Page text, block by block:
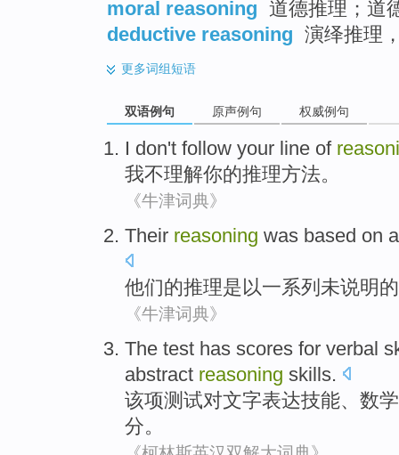
moral reasoning 道德推理；道
deductive reasoning 演绎推理
更多词组短语
双语例句 原声例句 权威例句
I don't follow your line of
我不理解你的推理方法。
《牛津词典》
Their reasoning was based on
他们的推理是以一系列未说明的
《牛津词典》
The test has scores for verbal
abstract reasoning skills.
该项测试对文字表达技能、 数学
分。